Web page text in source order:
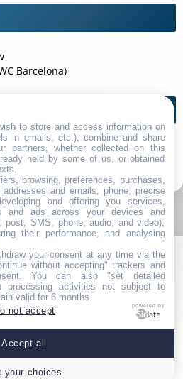
Barcelona)
2026
Barcelona) 2026
| Politique de Confidentialité
les cookies
to store and access information on
in emails, etc.), combine and share
partners, whether collected on this
held by some of us, or obtained
browsing, preferences, purchases,
and emails, phone, precise
and offering you services,
and ads across your devices and
SMS, phone, audio, and video),
their performance, and analysing
your consent at any time via the
without accepting" trackers and
You can also "set detailed
processing activities not subject to
valid for 6 months.
not accept
powered by
your choices
Accept all